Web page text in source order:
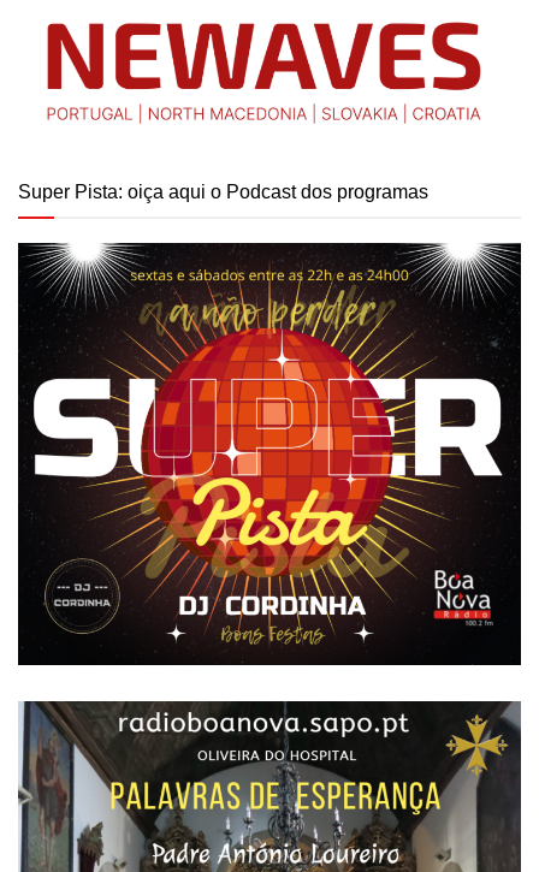
Super Pista: oiça aqui o Podcast dos programas